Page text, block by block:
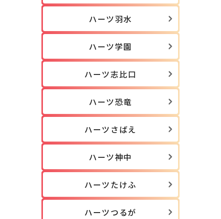
ハーツ羽水
ハーツ学園
ハーツ志比口
ハーツ恐竜
ハーツさばえ
ハーツ神中
ハーツたけふ
ハーツつるが